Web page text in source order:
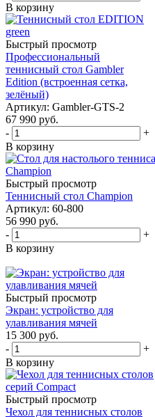
В корзину
Быстрый просмотр
Профессиональный
теннисный стол Gambler
Edition (встроенная сетка,
зелёный)
Артикул: Gambler-GTS-2
67 990 руб.
-
+
В корзину
Быстрый просмотр
Теннисный стол Champion
Артикул: 60-800
56 990 руб.
-
+
В корзину
Быстрый просмотр
Экран: устройство для
улавливания мячей
15 300 руб.
-
+
В корзину
Быстрый просмотр
Чехол для теннисных столов